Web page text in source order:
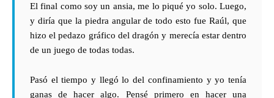
El final como soy un ansia, me lo piqué yo solo. Luego,
y diría que la piedra angular de todo esto fue Raúl, que
hizo el pedazo gráfico del dragón y merecía estar dentro
de un juego de todas todas.
Pasó el tiempo y llegó lo del confinamiento y yo tenía
ganas de hacer algo. Pensé primero en hacer una